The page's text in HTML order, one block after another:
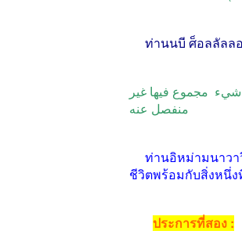
ท่านนบี ศ็อลลัลล
ماتت مع شيء مجموع فيها غير
منفصل عنه
ท่านอิหม่ามนาวา
ชีวิตพร้อมกับสิ่งหนึ่ง
ประการที่สอง :